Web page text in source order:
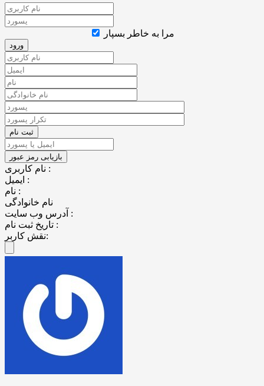
مرا به خاطر بسپار
نام کاربری :
ایمیل :
نام :
نام خانوادگی
آدرس وب سایت :
تاریخ ثبت نام :
نقش کاربر: